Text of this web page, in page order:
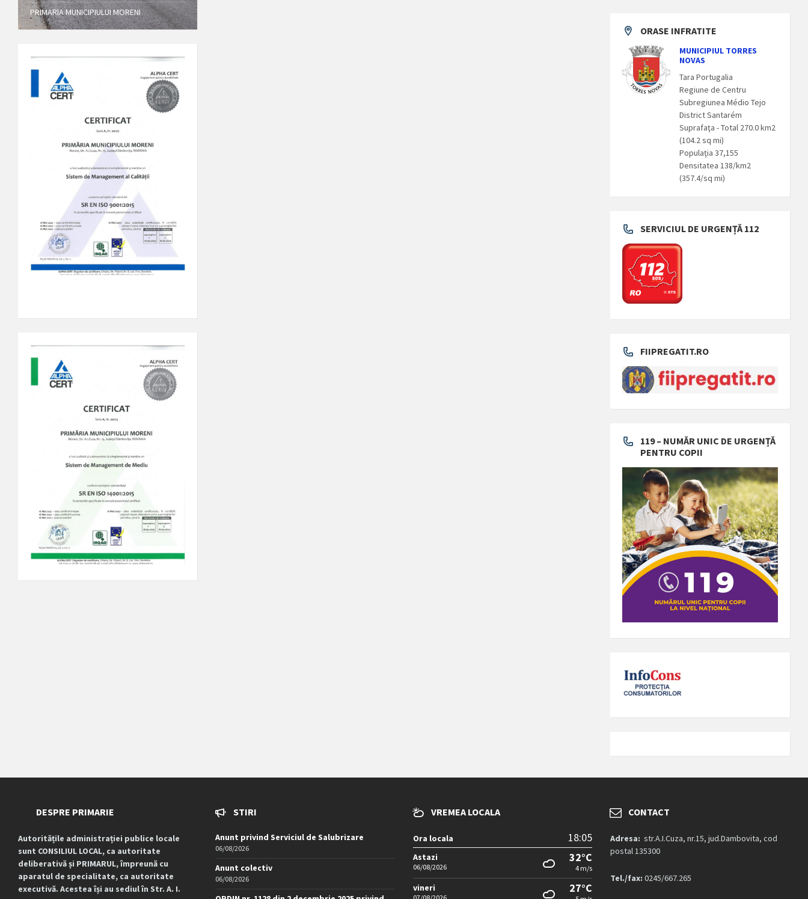
PRIMARIA MUNICIPIULUI MORENI
ORASE INFRATITE
MUNICIPIUL TORRES
NOVAS
Tara Portugalia
Regiune de Centru
Subregiunea Médio Tejo
District Santarém
Suprafaţa - Total 270.0 km2
(104.2 sq mi)
Populaţia 37,155
Densitatea 138/km2
(357.4/sq mi)
SERVICIUL DE URGENȚĂ 112
FIIPREGATIT.RO
119 – NUMĂR UNIC DE URGENȚĂ
PENTRU COPII
DESPRE PRIMARIE
Autoritățile administrației publice locale
sunt CONSILIUL LOCAL, ca autoritate
deliberativă și PRIMARUL, împreună cu
aparatul de specialitate, ca autoritate
executivă. Acestea își au sediul în Str. A. I.
STIRI
Anunt privind Serviciul de Salubrizare
06/08/2026
Anunt colectiv
06/08/2026
VREMEA LOCALA
Ora locala 18:05
Astazi
06/08/2026
32°C
4 m/s
vineri 27°C
CONTACT
Adresa: str.A.I.Cuza, nr.15, jud.Dambovita, cod
postal 135300
Tel./fax: 0245/667.265